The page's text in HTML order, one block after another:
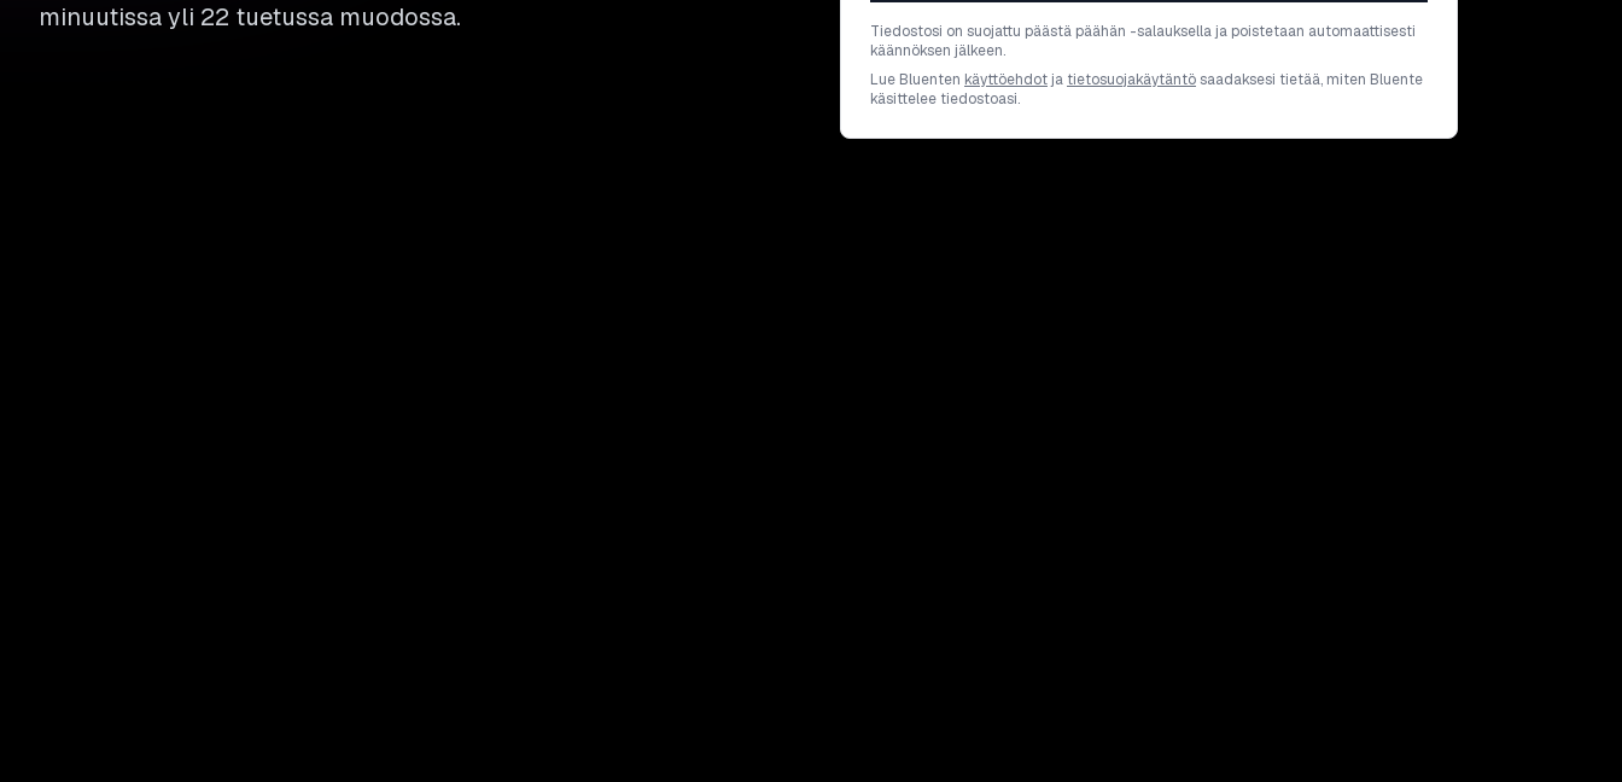
minuutissa yli 22 tuetussa muodossa.
Tiedostosi on suojattu päästä päähän -salauksella ja poistetaan automaattisesti
käännöksen jälkeen.
Lue Bluenten käyttöehdot ja tietosuojakäytäntösaadaksesi tietää, miten Bluente
käsittelee tiedostoasi.